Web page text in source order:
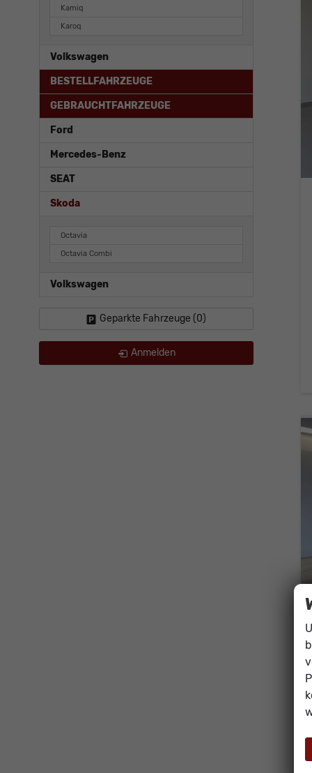
Kamiq
Karoq
Volkswagen
BESTELLFAHRZEUGE
GEBRAUCHTFAHRZEUGE
Ford
Mercedes-Benz
SEAT
Skoda
Octavia
Octavia Combi
Volkswagen
Geparkte Fahrzeuge (0)
Anmelden